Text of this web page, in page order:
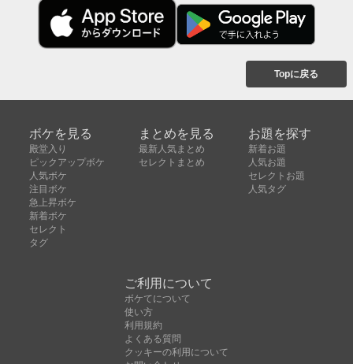
Topに戻る
ボケを見る
殿堂入り
ピックアップボケ
人気ボケ
注目ボケ
急上昇ボケ
新着ボケ
セレクト
タグ
まとめを見る
最新人気まとめ
セレクトまとめ
お題を探す
新着お題
人気お題
セレクトお題
人気タグ
ご利用について
ボケてについて
使い方
利用規約
よくある質問
クッキーの利用について